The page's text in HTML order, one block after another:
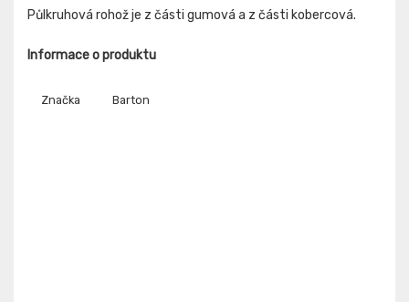
Půlkruhová rohož je z části gumová a z části kobercová.
Informace o produktu
Značka Barton